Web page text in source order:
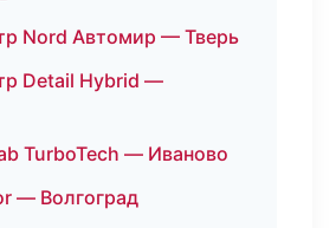
Nord Автомир — Тверь
Detail Hybrid —
TurboTech — Иваново
— Волгоград